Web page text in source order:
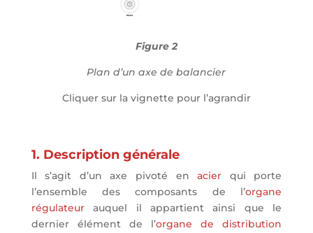
Figure 2
Plan d’un axe de balancier
Cliquer sur la vignette pour l’agrandir
1. Description générale
Il s’agit d’un axe pivoté enacier qui porte
l’ensemble des composants de l’organe
régulateurauquel il appartient ainsi que le
dernier élément de l’organe de distribution